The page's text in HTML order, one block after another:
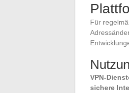
Für
VPN-
sichere